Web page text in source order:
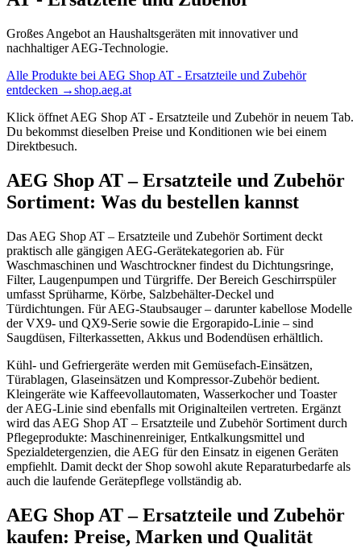
Großes Angebot an Haushaltsgeräten mit innovativer und
nachhaltiger AEG-Technologie.
Alle Produkte bei AEG Shop AT - Ersatzteile und Zubehör
entdecken →shop.aeg.at
Klick öffnet AEG Shop AT - Ersatzteile und Zubehörin neuem Tab.
Du bekommst dieselben Preise und Konditionen wie bei einem
Direktbesuch.
AEG Shop AT – Ersatzteile und Zubehör
Sortiment: Was du bestellen kannst
Das AEG Shop AT – Ersatzteile und Zubehör Sortiment deckt
praktisch alle gängigen AEG-Gerätekategorien ab. Für
Waschmaschinen und Waschtrockner findest du Dichtungsringe,
Filter, Laugenpumpen und Türgriffe. Der Bereich Geschirrspüler
umfasst Sprüharme, Körbe, Salzbehälter-Deckel und
Türdichtungen. Für AEG-Staubsauger – darunter kabellose Modelle
der VX9- und QX9-Serie sowie die Ergorapido-Linie – sind
Saugdüsen, Filterkassetten, Akkus und Bodendüsen erhältlich.
Kühl- und Gefriergeräte werden mit Gemüsefach-Einsätzen,
Türablagen, Glaseinsätzen und Kompressor-Zubehör bedient.
Kleingeräte wie Kaffeevollautomaten, Wasserkocher und Toaster
der AEG-Linie sind ebenfalls mit Originalteilen vertreten. Ergänzt
wird das AEG Shop AT – Ersatzteile und Zubehör Sortiment durch
Pflegeprodukte: Maschinenreiniger, Entkalkungsmittel und
Spezialdetergenzien, die AEG für den Einsatz in eigenen Geräten
empfiehlt. Damit deckt der Shop sowohl akute Reparaturbedarfe als
auch die laufende Gerätepflege vollständig ab.
AEG Shop AT – Ersatzteile und Zubehör
kaufen: Preise, Marken und Qualität